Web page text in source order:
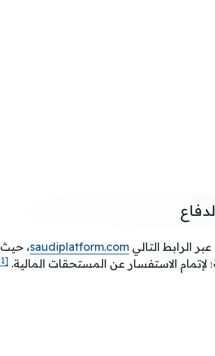
الرابط التالي saudiplatform.com، حيث
لإتمام الاستفسار عن المستحقات المالية. [1]